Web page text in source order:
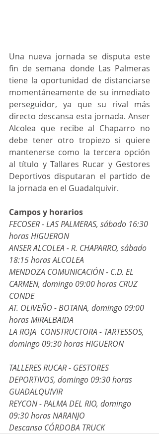
Una nueva jornada se disputa este
fin de semana donde Las Palmeras
tiene la oportunidad de distanciarse
momentáneamente de su inmediato
perseguidor, ya que su rival más
directo descansa esta jornada. Anser
Alcolea que recibe al Chaparro no
debe tener otro tropiezo si quiere
mantenerse como la tercera opción
al título y Tallares Rucar y Gestores
Deportivos disputaran el partido de
la jornada en el Guadalquivir.
Campos y horarios
FECOSER - LAS PALMERAS, sábado 16:30
horas HIGUERON
ANSER ALCOLEA - R. CHAPARRO, sábado
18:15 horas ALCOLEA
MENDOZA COMUNICACIÓN - C.D. EL
CARMEN, domingo 09:00 horas CRUZ
CONDE
AT. OLIVEÑO - BOTANA, domingo 09:00
horas MIRALBAIDA
LA ROJA  CONSTRUCTORA - TARTESSOS,
domingo 09:30 horas HIGUERON
TALLERES RUCAR - GESTORES
DEPORTIVOS, domingo 09:30 horas
GUADALQUIVIR
REYCON - PALMA DEL RIO, domingo
09:30 horas NARANJO
Descansa CÓRDOBA TRUCK